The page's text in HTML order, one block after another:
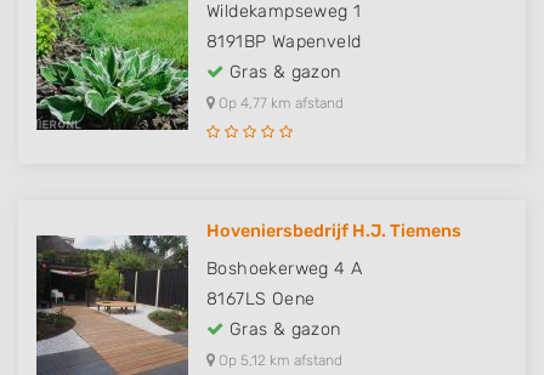
Wildekampseweg 1
8191BP Wapenveld
Gras & gazon
Op 4,77 km afstand
Hoveniersbedrijf H.J. Tiemens
Boshoekerweg 4 A
8167LS Oene
Gras & gazon
Op 5,12 km afstand